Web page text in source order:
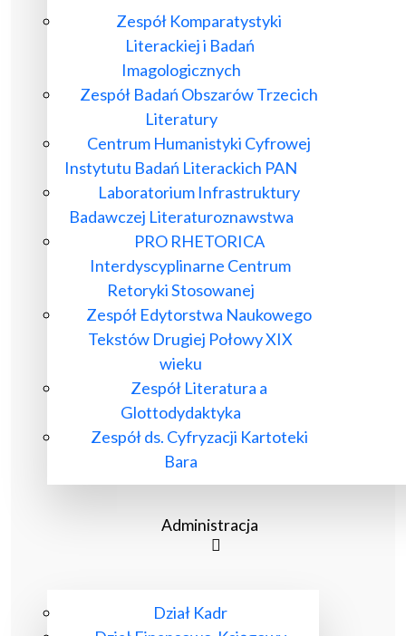
Zespół Komparatystyki
Literackiej i Badań
Imagologicznych
Zespół Badań Obszarów Trzecich
Literatury
Centrum Humanistyki Cyfrowej
Instytutu Badań Literackich PAN
Laboratorium Infrastruktury
Badawczej Literaturoznawstwa
PRO RHETORICA
Interdyscyplinarne Centrum
Retoryki Stosowanej
Zespół Edytorstwa Naukowego
Tekstów Drugiej Połowy XIX
wieku
Zespół Literatura a
Glottodydaktyka
Zespół ds. Cyfryzacji Kartoteki
Bara
Administracja
Dział Kadr